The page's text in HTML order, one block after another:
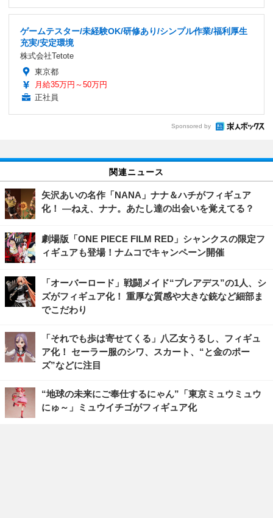
ゲームテスター/未経験OK/研修あり/シンプル作業/福利厚生
充実/安定環境
株式会社Tetote
東京都
月給35万円～50万円
正社員
Sponsored by
関連ニュース
矢沢あいの名作「NANA」ナナ＆ハチがフィギュア
化！ ―ねえ、ナナ。あたし達の出会いを覚えてる？
劇場版「ONE PIECE FILM RED」シャンクスの限定フ
ィギュアも登場！ナムコでキャンペーン開催
「オーバーロード」戦闘メイド“プレアデス”の1人、シ
ズがフィギュア化！ 重厚な質感や大きな銃など細部ま
でこだわり
「それでも歩は寄せてくる」八乙女うるし、フィギュ
ア化！ セーラー服のシワ、スカート、“と金のポー
ズ”などに注目
“地球の未来にご奉仕するにゃん”「東京ミュウミュウ
にゅ～」ミュウイチゴがフィギュア化